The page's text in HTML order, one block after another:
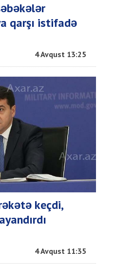
qarşı istifadə
4 Avqust 13:25
keçdi,
4 Avqust 11:35